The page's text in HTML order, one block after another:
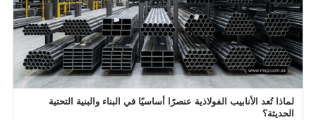
لماذا تُعد الأنابيب الفولاذية عنصرًا أساسيًا في البناء والبنية التحتية
الحديثة؟